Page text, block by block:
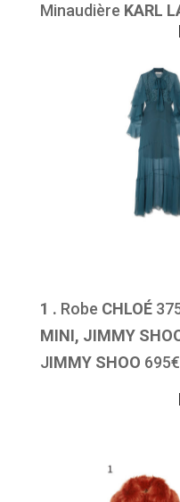
Minaudière KARL
1 . Robe CHLOÉ
MINI, JIMMY
JIMMY SHOO 695€